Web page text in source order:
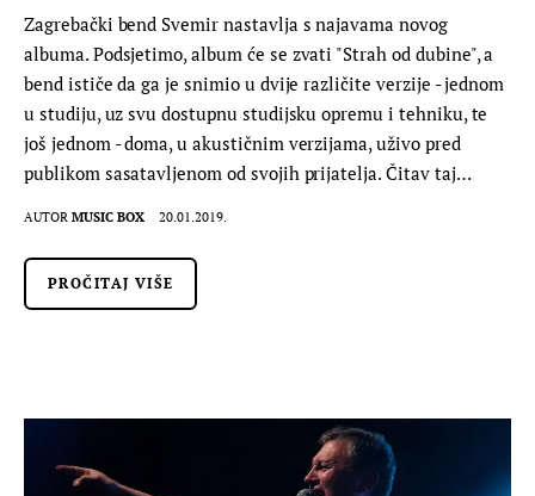
Zagrebački bend Svemir nastavlja s najavama novog
albuma. Podsjetimo, album će se zvati "Strah od dubine", a
bend ističe da ga je snimio u dvije različite verzije - jednom
u studiju, uz svu dostupnu studijsku opremu i tehniku, te
još jednom - doma, u akustičnim verzijama, uživo pred
publikom sasatavljenom od svojih prijatelja. Čitav taj…
AUTOR MUSIC BOX 20.01.2019.
PROČITAJ VIŠE